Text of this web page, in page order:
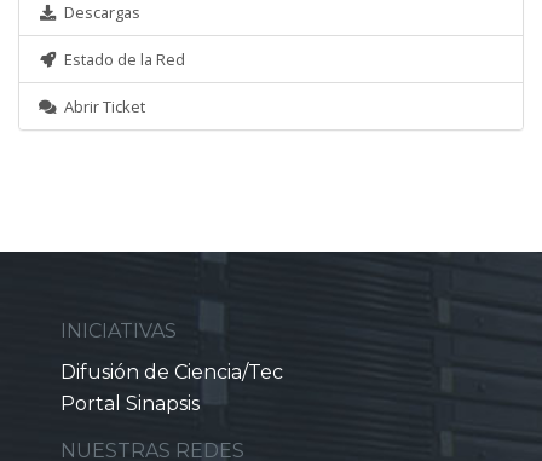
Descargas
Estado de la Red
Abrir Ticket
INICIATIVAS
Difusión de Ciencia/Tec
Portal Sinapsis
NUESTRAS REDES